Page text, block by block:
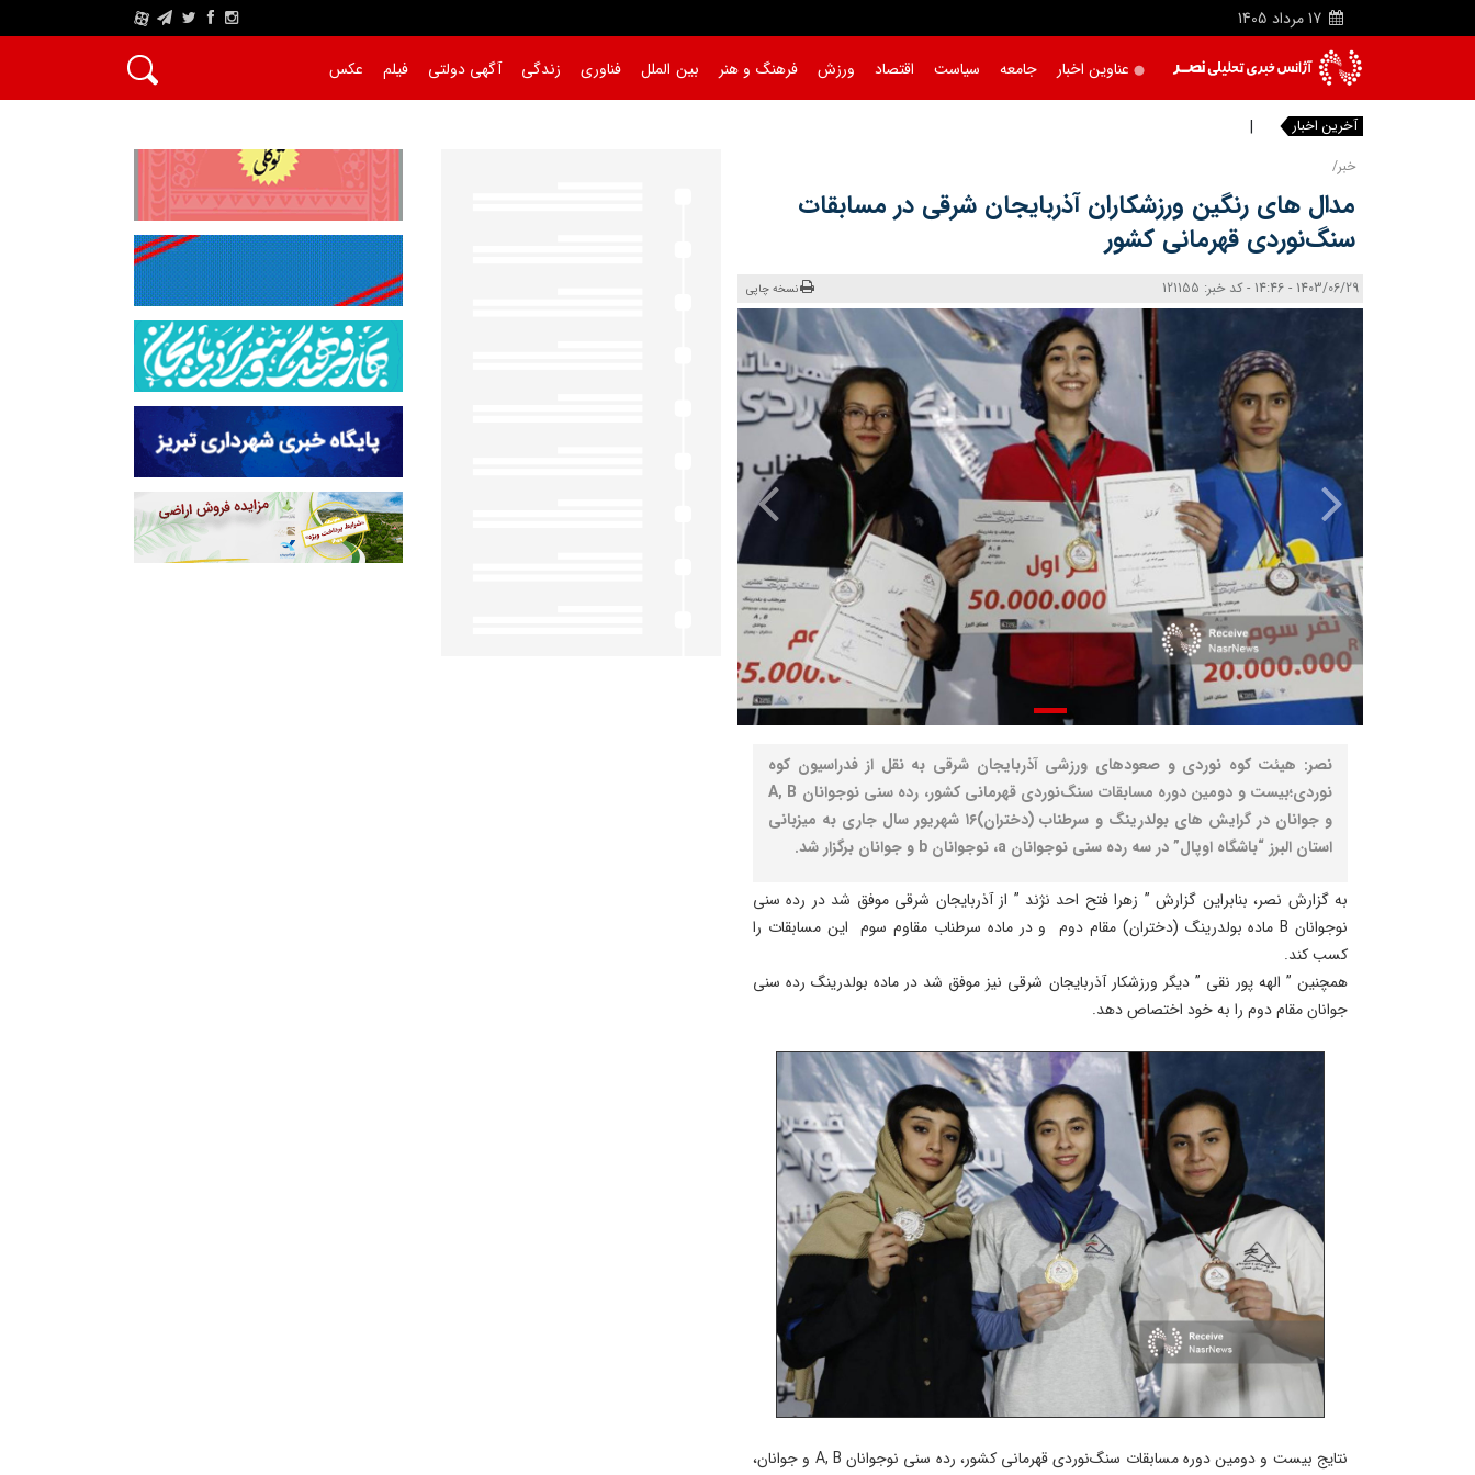
17 مرداد 1405
A
عناوین اخبار جامعه سیاست اقتصاد ورزش فرهنگ و هنر بین الملل فناوری زندگی آگهی دولتی فیلم عکس
آخرین اخبار پیام به
خبر/
مدال های رنگین ورزشکاران آذربایجان شرقی در مسابقات
سنگ‌نوردی قهرمانی کشور
1403/06/29 - 14:46 - کد خبر: 121155 نسخه چاپی
نصر: هیئت کوه نوردی و صعودهای ورزشی آذربایجان شرقی به نقل از فدراسیون کوه
نوردی؛بیست و دومین دوره مسابقات سنگ‌نوردی قهرمانی کشور، رده سنی نوجوانان A, B
و جوانان در گرایش های بولدرینگ و سرطناب (دختران)۱۶ شهریور سال جاری به میزبانی
استان البرز “باشگاه اوپال” در سه رده سنی نوجوانان a، نوجوانان b و جوانان برگزار شد.
به گزارش نصر، بنابراین گزارش ” زهرا فتح احد نژند ” از آذربایجان شرقی موفق شد در رده سنی
نوجوانان B ماده بولدرینگ (دختران) مقام دوم و در ماده سرطناب مقاوم سوم این مسابقات را
کسب کند.
همچنین ” الهه پور نقی ” دیگر ورزشکار آذربایجان شرقی نیز موفق شد در ماده بولدرینگ رده سنی
جوانان مقام دوم را به خود اختصاص دهد.
نتایج بیست و دومین دوره مسابقات سنگ‌نوردی قهرمانی کشور، رده سنی نوجوانان A, B و جوانان،